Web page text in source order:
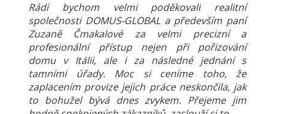
Rádi bychom velmi poděkovali realitní
společnosti DOMUS-GLOBAL a především paní
Zuzaně Čmakalové za velmi precizní a
profesionální přístup nejen při pořizování
domu v Itálii, ale i za následné jednání s
tamními úřady. Moc si ceníme toho, že
zaplacením provize jejich práce neskončila, jak
to bohužel bývá dnes zvykem. Přejeme jim